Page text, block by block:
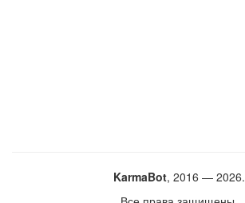
KarmaBot, 2016 — 2026.